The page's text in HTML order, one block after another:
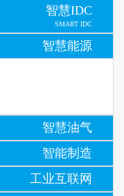
智慧IDC
SMART IDC
智慧能源
智慧油气
智能制造
工业互联网